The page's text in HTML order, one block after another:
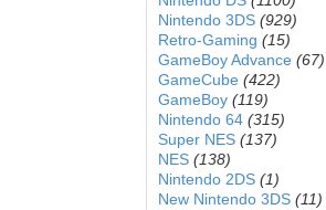
Nintendo 3DS (929)
Retro-Gaming (15)
GameBoy Advance (67)
GameCube (422)
GameBoy (119)
Nintendo 64 (315)
Super NES (137)
NES (138)
Nintendo 2DS (1)
New Nintendo 3DS (11)